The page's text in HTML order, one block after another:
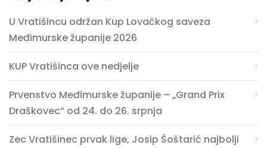
U Vratišincu održan Kup Lovačkog saveza
Međimurske županije 2026
KUP Vratišinca ove nedjelje
Prvenstvo Međimurske županije – „Grand Prix
Draškovec“ od 24. do 26. srpnja
Zec Vratišinec prvak lige, Josip Šoštarić najbolji